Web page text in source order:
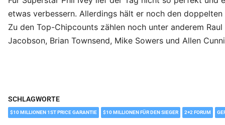
etwas verbessern. Allerdings hält er noch den
Zu den Top-Chipcounts zählen noch unter anderem
Jacobson, Brian Townsend, Mike Sowers und Allen
SCHLAGWORTE
$10 MILLIONEN 1ST PRICE GARANTIE $10 MILLIONEN FÜR DEN SIEGER 2+2 FORUM